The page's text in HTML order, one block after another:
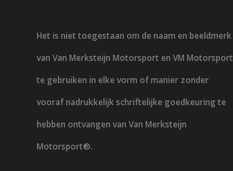
Het is niet toegestaan om de naam en beeldmerk
van Van Merksteijn Motorsport en VM Motorsport
te gebruiken in elke vorm of manier zonder
vooraf nadrukkelijk schriftelijke goedkeuring te
hebben ontvangen van Van Merksteijn
Motorsport®.